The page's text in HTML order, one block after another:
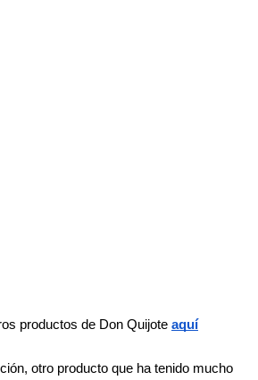
productos de Don Quijote aquí
otro producto que ha tenido mucho